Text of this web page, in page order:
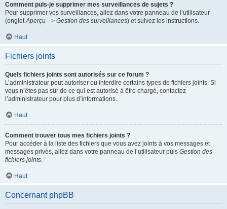
Comment puis-je supprimer mes surveillances de sujets ?
Pour supprimer vos surveillances, allez dans votre panneau de l’utilisateur
(ongletAperçu --> Gestion des surveillances) et suivez les instructions.
Haut
Fichiers joints
Quels fichiers joints sont autorisés sur ce forum ?
L’administrateur peut autoriser ou interdire certains types de fichiers joints. Si
vous n’êtes pas sûr de ce qui est autorisé à être chargé, contactez
l’administrateur pour plus d’informations.
Haut
Comment trouver tous mes fichiers joints ?
Pour accéder à la liste des fichiers que vous avez joints à vos messages et
messages privés, allez dans votre panneau de l’utilisateur puis Gestion des
fichiers joints.
Haut
Concernant phpBB